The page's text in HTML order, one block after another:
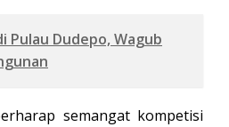
Pulau Dudepo, Wagub
semangat kompetisi